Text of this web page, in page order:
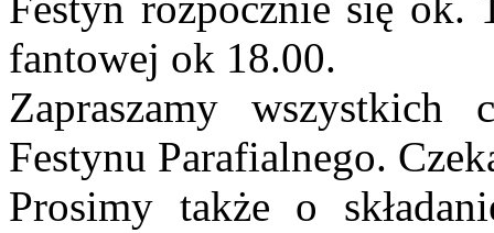
fantowej ok 18.00.
Zapraszamy wszystkich
Festynu Parafialnego.
Prosimy także o